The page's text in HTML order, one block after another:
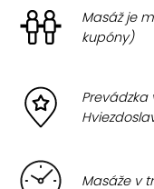
Masáž je
kupóny)
Prevádzka
Masáže v